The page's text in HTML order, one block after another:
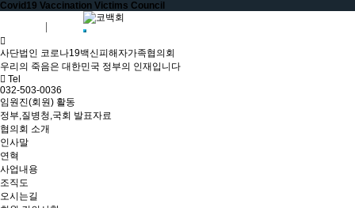
Covid19 Vaccination Victims Council
사단법인 코로나19백신피해자가족협의회
우리의 죽음은 대한민국 정부의 인재입니다
Tel
032-503-0036
임원진(회원) 활동
정부,질병청,국회 발표자료
협의회 소개
인사말
연혁
사업내용
조직도
오시는길